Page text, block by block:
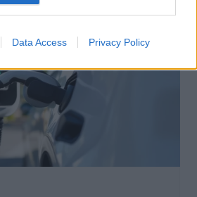
Data Access Privacy Policy